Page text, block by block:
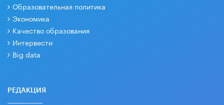
Образовательная политика
Экономика
Качество образования
Интервести
Big data
РЕДАКЦИЯ